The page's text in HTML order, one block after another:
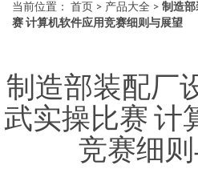
当前位置： 首页 > 产品大全 > 制造
赛 计算机软件应用竞赛细则与展望
制造部装配厂
武实操比赛 计
竞赛细